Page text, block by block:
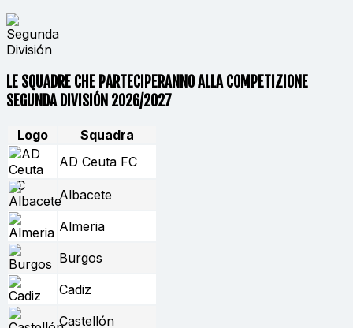
LE SQUADRE CHE PARTECIPERANNO ALLA COMPETIZIONE
SEGUNDA DIVISIÓN 2026/2027
Logo
Squadra
AD Ceuta FC
Albacete
Almeria
Burgos
Cadiz
Castellón